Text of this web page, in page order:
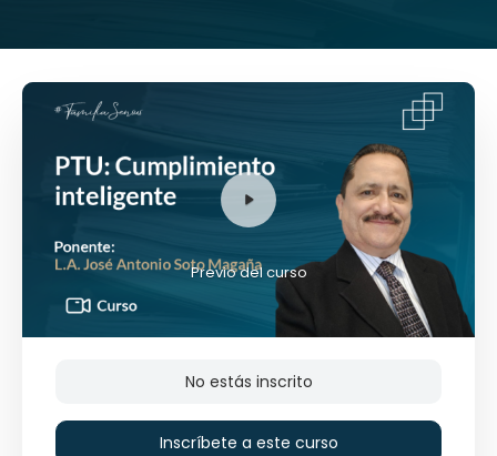
Previo del curso
No estás inscrito
Inscríbete a este curso